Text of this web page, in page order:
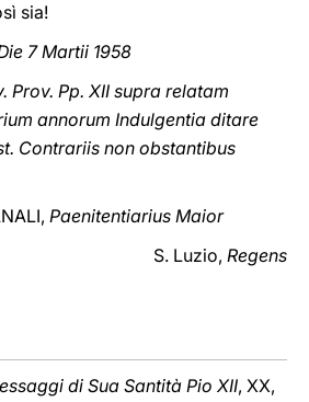
sia!
7 Martii 1958
Prov. Pp. XII supra relatam
annorum Indulgentia ditare
Contrariis non obstantibus
Paenitentiarius Maior
S. Luzio, Regens
di Sua Santità Pio XII, XX,